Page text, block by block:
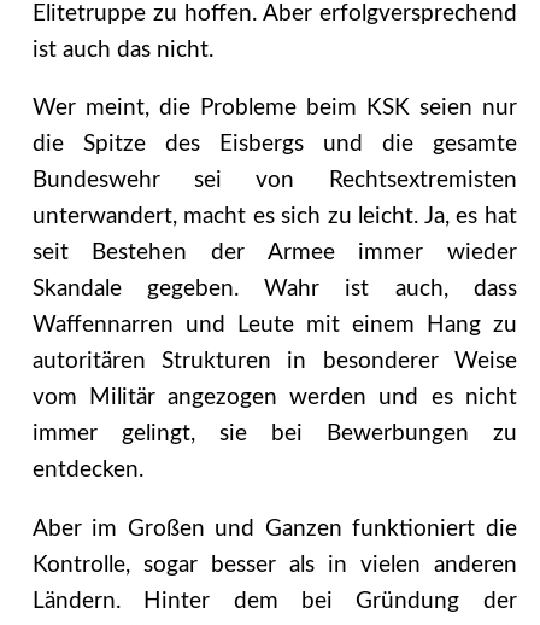
Elitetruppe zu hoffen. Aber erfolgversprechend
ist auch das nicht.
Wer meint, die Probleme beim KSK seien nur
die Spitze des Eisbergs und die gesamte
Bundeswehr sei von Rechtsextremisten
unterwandert, macht es sich zu leicht. Ja, es hat
seit Bestehen der Armee immer wieder
Skandale gegeben. Wahr ist auch, dass
Waffennarren und Leute mit einem Hang zu
autoritären Strukturen in besonderer Weise
vom Militär angezogen werden und es nicht
immer gelingt, sie bei Bewerbungen zu
entdecken.
Aber im Großen und Ganzen funktioniert die
Kontrolle, sogar besser als in vielen anderen
Ländern. Hinter dem bei Gründung der